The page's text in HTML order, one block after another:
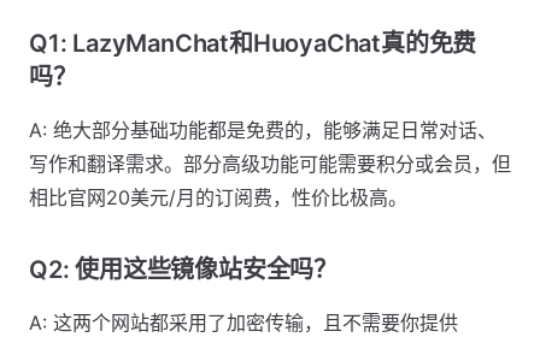
Q1: LazyManChat和HuoyaChat真的免费
吗？
A: 绝大部分基础功能都是免费的，能够满足日常对话、
写作和翻译需求。部分高级功能可能需要积分或会员，但
相比官网20美元/月的订阅费，性价比极高。
Q2: 使用这些镜像站安全吗？
A: 这两个网站都采用了加密传输，且不需要你提供